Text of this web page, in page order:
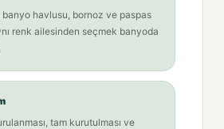
havlusu, bornoz ve paspas
renk ailesinden seçmek banyoda
tam kurutulması ve